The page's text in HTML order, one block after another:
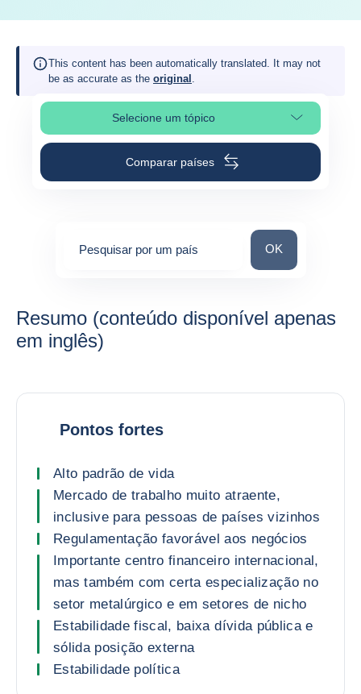
This content has been automatically translated. It may not
be as accurate as the original .
Selecione um tópicoSelecione a seção da página
Comparar países
Pesquisar por um país Pesquisar por um
OK
Resumo (conteúdo disponível apenas
em inglês)
Pontos fortes
Alto padrão de vida
Mercado de trabalho muito atraente,
inclusive para pessoas de países vizinhos
Regulamentação favorável aos negócios
Importante centro financeiro internacional,
mas também com certa especialização no
setor metalúrgico e em setores de nicho
Estabilidade fiscal, baixa dívida pública e
sólida posição externa
Estabilidade política